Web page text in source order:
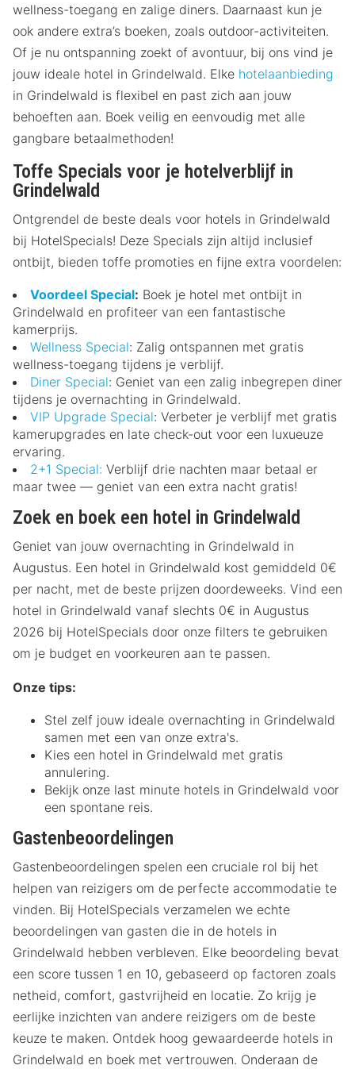
wellness-toegang en zalige diners. Daarnaast kun je
ook andere extra’s boeken, zoals outdoor-activiteiten.
Of je nu ontspanning zoekt of avontuur, bij ons vind je
jouw ideale hotel in Grindelwald. Elke hotelaanbieding
in Grindelwald is flexibel en past zich aan jouw
behoeften aan. Boek veilig en eenvoudig met alle
gangbare betaalmethoden!
Toffe Specials voor je hotelverblijf in
Grindelwald
Ontgrendel de beste deals voor hotels in Grindelwald
bij HotelSpecials! Deze Specials zijn altijd inclusief
ontbijt, bieden toffe promoties en fijne extra voordelen:
Voordeel Special: Boek je hotel met ontbijt in
Grindelwald en profiteer van een fantastische
kamerprijs.
Wellness Special: Zalig ontspannen met gratis
wellness-toegang tijdens je verblijf.
Diner Special: Geniet van een zalig inbegrepen diner
tijdens je overnachting in Grindelwald.
VIP Upgrade Special: Verbeter je verblijf met gratis
kamerupgrades en late check-out voor een luxueuze
ervaring.
2+1 Special: Verblijf drie nachten maar betaal er
maar twee — geniet van een extra nacht gratis!
Zoek en boek een hotel in Grindelwald
Geniet van jouw overnachting in Grindelwald in
Augustus. Een hotel in Grindelwald kost gemiddeld 0€
per nacht, met de beste prijzen doordeweeks. Vind een
hotel in Grindelwald vanaf slechts 0€ in Augustus
2026 bij HotelSpecials door onze filters te gebruiken
om je budget en voorkeuren aan te passen.
Onze tips:
Stel zelf jouw ideale overnachting in Grindelwald
samen met een van onze extra's.
Kies een hotel in Grindelwald met gratis
annulering.
Bekijk onze last minute hotels in Grindelwald voor
een spontane reis.
Gastenbeoordelingen
Gastenbeoordelingen spelen een cruciale rol bij het
helpen van reizigers om de perfecte accommodatie te
vinden. Bij HotelSpecials verzamelen we echte
beoordelingen van gasten die in de hotels in
Grindelwald hebben verbleven. Elke beoordeling bevat
een score tussen 1 en 10, gebaseerd op factoren zoals
netheid, comfort, gastvrijheid en locatie. Zo krijg je
eerlijke inzichten van andere reizigers om de beste
keuze te maken. Ontdek hoog gewaardeerde hotels in
Grindelwald en boek met vertrouwen. Onderaan de